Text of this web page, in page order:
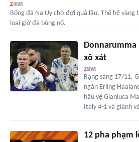
Bóng đá Na Uy chờ đợi quá lâu. Thế hệ
loại giờ đã bùng nổ.
Donnarumma
xô xát
Rạng sáng 17/11,
ngăn Erling
hậu vệ Gianluca
Italy 4-1 và giành
12 pha phạm